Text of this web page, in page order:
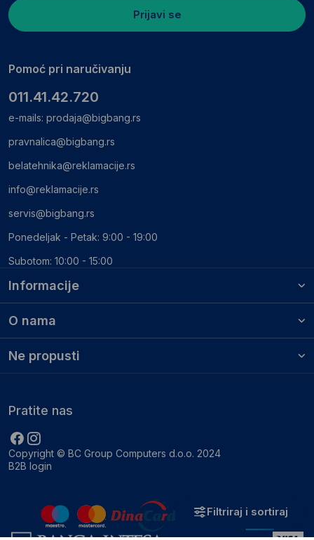
Filtriraj i sortiraj
Informacije
O nama
Ne propusti
Prijavi se
Pomoć pri naručivanju
011.41.42.720
e-mails: prodaja@bigbang.rs
pravnalica@bigbang.rs
belatehnika@reklamacije.rs
info@reklamacije.rs
servis@bigbang.rs
Ponedeljak - Petak: 9:00 - 19:00
Subotom: 10:00 - 15:00
Copyright © BC Group Computers d.o.o. 2024
B2B login
Pratite nas